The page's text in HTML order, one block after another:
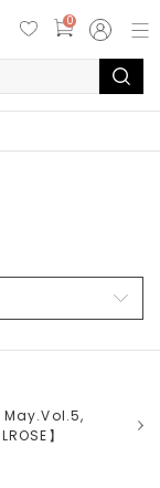
0
May.Vol.5,
】